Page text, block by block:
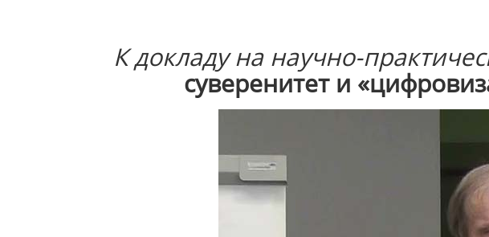
К докладу на научно-
суверенитет и